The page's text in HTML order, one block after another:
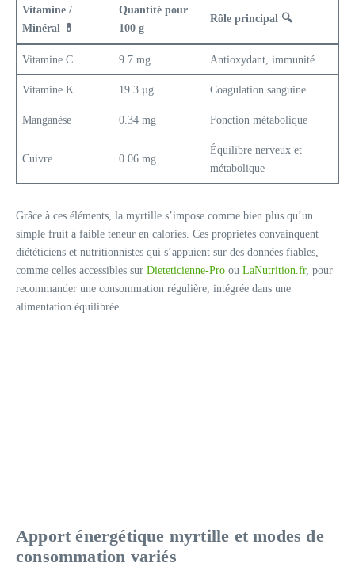
Vitamine /
Minéral 💊
Quantité pour
100 g
Rôle principal 🔍
Vitamine C 9.7 mg Antioxydant, immunité
Vitamine K 19.3 µg Coagulation sanguine
Manganèse 0.34 mg Fonction métabolique
Cuivre 0.06 mg
Équilibre nerveux et
métabolique
Grâce à ces éléments, la myrtille s’impose comme bien plus qu’un
simple fruit à faible teneur en calories. Ces propriétés convainquent
diététiciens et nutritionnistes qui s’appuient sur des données fiables,
comme celles accessibles sur Dieteticienne-Pro ou LaNutrition.fr, pour
recommander une consommation régulière, intégrée dans une
alimentation équilibrée.
Apport énergétique myrtille et modes de
consommation variés